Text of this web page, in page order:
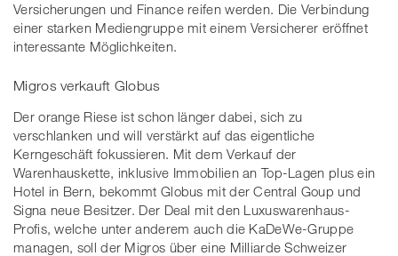
Versicherungen und Finance reifen werden. Die Verbindung
einer starken Mediengruppe mit einem Versicherer eröffnet
interessante Möglichkeiten.
Migros verkauft Globus
Der orange Riese ist schon länger dabei, sich zu
verschlanken und will verstärkt auf das eigentliche
Kerngeschäft fokussieren. Mit dem Verkauf der
Warenhauskette, inklusive Immobilien an Top-Lagen plus ein
Hotel in Bern, bekommt Globus mit der Central Goup und
Signa neue Besitzer. Der Deal mit den Luxuswarenhaus-
Profis, welche unter anderem auch die KaDeWe-Gruppe
managen, soll der Migros über eine Milliarde Schweizer